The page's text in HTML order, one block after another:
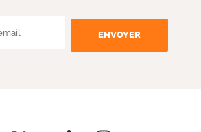
ENVOYER